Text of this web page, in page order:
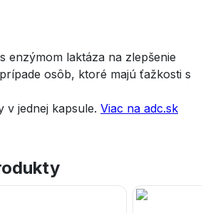
enzýmom laktáza na zlepšenie
osôb, ktoré majú ťažkosti s
v jednej kapsule. Viac na adc.sk